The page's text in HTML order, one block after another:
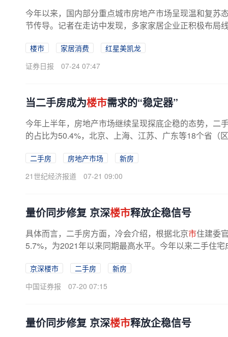
今年以来，国内部分重点城市房地产市场呈现温和复苏
节传导。记者在走访中发现，多家家居企业正积极布局
楼市 家居消费
红星美凯龙
证券日报
07-24 07:47
当二手房成为楼市需求的“稳定器”
今年上半年，房地产市场继续呈现探底企稳的态势，二
的占比为50.4%，北京、上海、江苏、广东等18个省（
二手房 房地产市场
新房
21世纪经济报道
07-21 09:00
量价同步修复 京深楼市释放企稳信号
具体而言，二手房方面，冷会介绍，根据北京市住建委
5.7%，为2021年以来同期最高水平。今年以来二手住
京深楼市 二手房
新房
中国证券报
07-20 07:15
量价同步修复 京深楼市释放企稳信号